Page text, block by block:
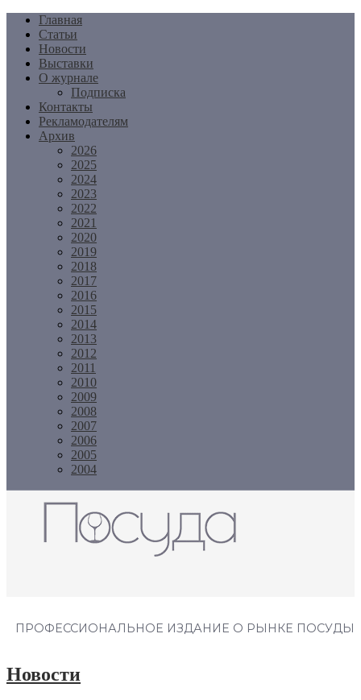
Перейти
содержимому
Главная
Статьи
Новости
Выставки
О журнале
Подписка
Контакты
Рекламодателям
Архив
2026
2025
2024
2023
2022
2021
2020
2019
2018
2017
2016
2015
2014
2013
2012
2011
2010
2009
2008
2007
2006
2005
2004
ПРОФЕССИОНАЛЬНОЕ ИЗДАНИЕ О РЫНКЕ ПОСУДЫ
Новости